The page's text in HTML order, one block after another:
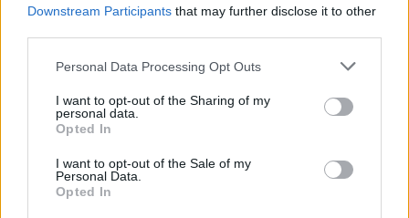
Downstream Participants that may further disclose it to other
Personal Data Processing Opt Outs
I want to opt-out of the Sharing of my
personal data.
Opted In
I want to opt-out of the Sale of my
Personal Data.
Opted In
„Az aneszteziológia és az intenzív terápia területén több
rendelkezem. 1993-ban európai aneszteziológus
szakvizsgát (DEAA), 1995-ben brit aneszteziológus
Egészségügyi Központja (Honvédkórház) I.
Aneszteziológiai és Intenzív Terápiás Osztályának